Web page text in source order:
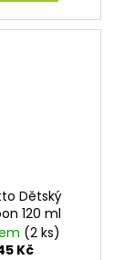
Dětský
120 ml
(2 ks)
Kč